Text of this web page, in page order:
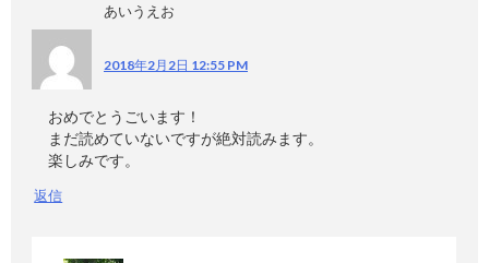
あいうえお
2018年2月2日 12:55 PM
おめでとうごいます！
まだ読めていないですが絶対読みます。
楽しみです。
返信